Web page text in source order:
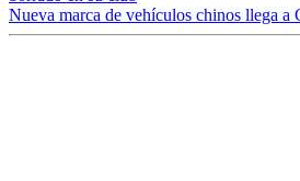
Nueva marca de vehículos chinos llega a